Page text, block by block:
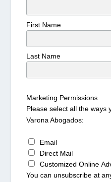
First Name
Last Name
Marketing Permissions
Please select all the ways
Varona Abogados:
Email
Direct Mail
Customized Online
You can unsubscribe at